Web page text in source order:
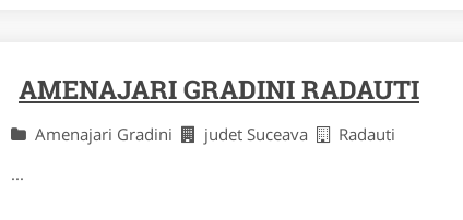
AMENAJARI GRADINI RADAUTI
Amenajari Gradini judet Suceava
Radauti
...